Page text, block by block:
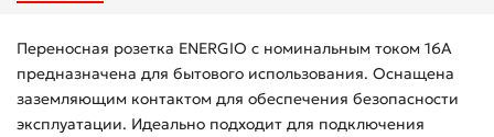
Переносная розетка ENERGIO с номинальным током 16А
предназначена для бытового использования. Оснащена
заземляющим контактом для обеспечения безопасности
эксплуатации. Идеально подходит для подключения